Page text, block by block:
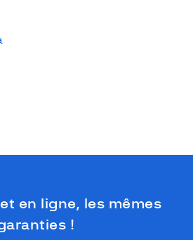
en ligne, les mêmes
!